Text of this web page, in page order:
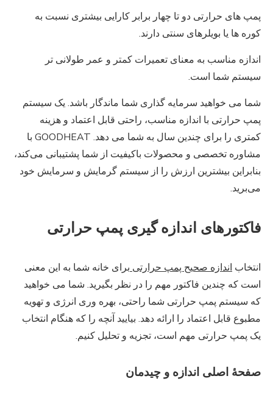
پمپ های حرارتی دو تا چهار برابر کارایی بیشتری نسبت به
کوره ها یا بویلرهای سنتی دارند.
اندازه مناسب به معنای تعمیرات کمتر و عمر طولانی تر
سیستم شما است.
شما می خواهید سرمایه گذاری شما ماندگار باشد. یک سیستم
پمپ حرارتی با اندازه مناسب، راحتی قابل اعتماد و هزینه
کمتری را برای چندین سال به شما می دهد. GOODHEAT با
مشاوره تخصصی و محصولات باکیفیت از شما پشتیبانی می‌کند،
بنابراین بیشترین ارزش را از سیستم گرمایش و سرمایش خود
می‌برید.
فاکتورهای اندازه گیری پمپ حرارتی
انتخاب اندازه صحیح پمپ حرارتی برای خانه شما به این معنی
است که چندین فاکتور مهم را در نظر بگیرید. شما می خواهید
که سیستم پمپ حرارتی شما راحتی، بهره وری انرژی و تهویه
مطبوع قابل اعتماد را ارائه دهد. بیایید آنچه را که هنگام انتخاب
یک پمپ حرارتی مهم است، تجزیه و تحلیل کنیم.
صفحهٔ اصلی اندازه و چیدمان